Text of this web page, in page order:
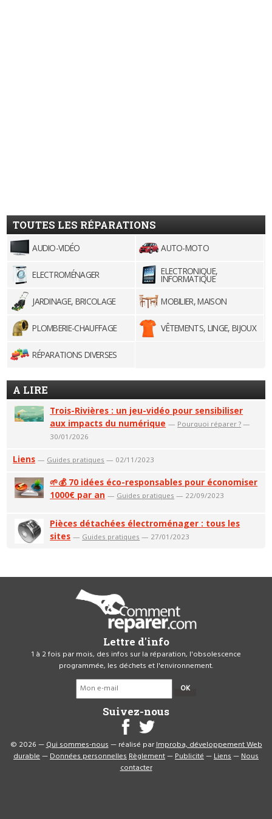
TOUTES LES RÉPARATIONS
AUDIO-VIDÉO AUTO-MOTO
ELECTROMÉNAGER ELECTRONIQUE,
INFORMATIQUE
JARDINAGE, BRICOLAGE
MOBILIER, MAISON
PLOMBERIE-CHAUFFAGE VÊTEMENTS, LINGE, BIJOUX
RÉPARATIONS DIVERSES
A LIRE
Trois-Rivières : un jeu-vidéo pour sensibiliser
aux impacts du numérique — Pourquoi réparer ? —
30/01/2026
Liens — Guides pratiques — 02/11/2023
🌱💰 70 idées éco-responsables pour économiser
1000€ par an — Guides pratiques — 22/09/2023
Pièces détachées électroménager : tous les
sites — Guides pratiques — 27/01/2023
Lettre d'info
1 à 2 fois par mois, des infos sur la réparation, l'obsolescence
programmée, les déchets et l'environnement.
OK
Suivez-nous
© 2026 —Qui sommes-nous— réalisé parImproba, développement Web
durable—Données personnellesRèglement—Publicité—Liens—Nous
contacter